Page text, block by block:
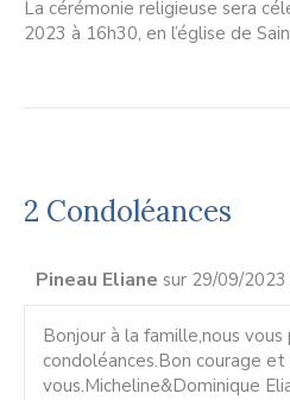
La cérémonie religieuse sera
2023 à 16h30, en l’église de
2 Condoléances
Pineau Eliane sur 29/09/
Bonjour à la famille,nous
condoléances.Bon courage et
vous.Micheline&Dominique